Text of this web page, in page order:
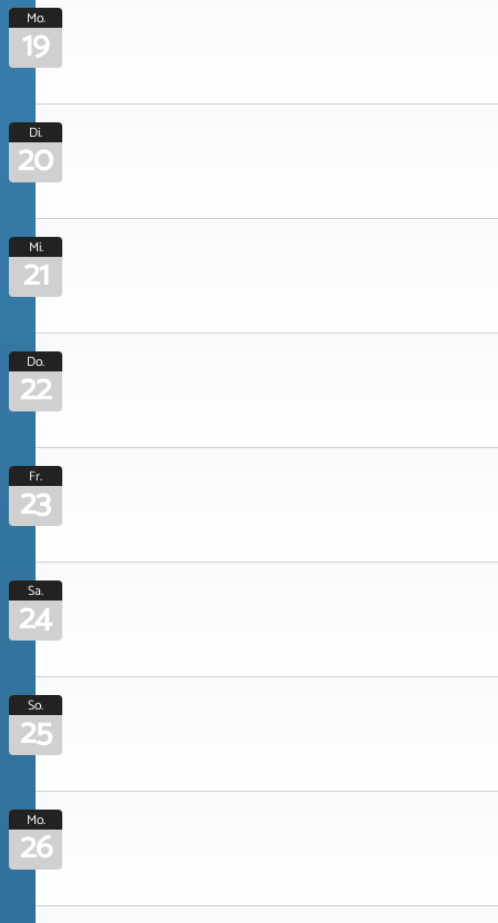
Mo.
19
Di.
20
Mi.
21
Do.
22
Fr.
23
Sa.
24
So.
25
Mo.
26